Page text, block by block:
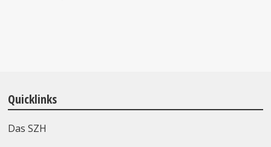
Quicklinks
Das SZH